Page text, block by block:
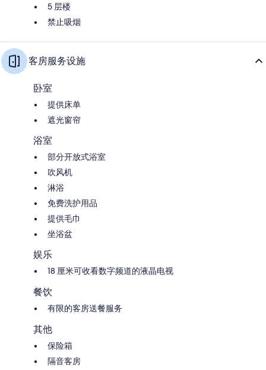
5 层楼
禁止吸烟
客房服务设施
卧室
提供床单
遮光窗帘
浴室
部分开放式浴室
吹风机
淋浴
免费洗护用品
提供毛巾
坐浴盆
娱乐
18 厘米可收看数字频道的液晶电视
餐饮
有限的客房送餐服务
其他
保险箱
隔音客房